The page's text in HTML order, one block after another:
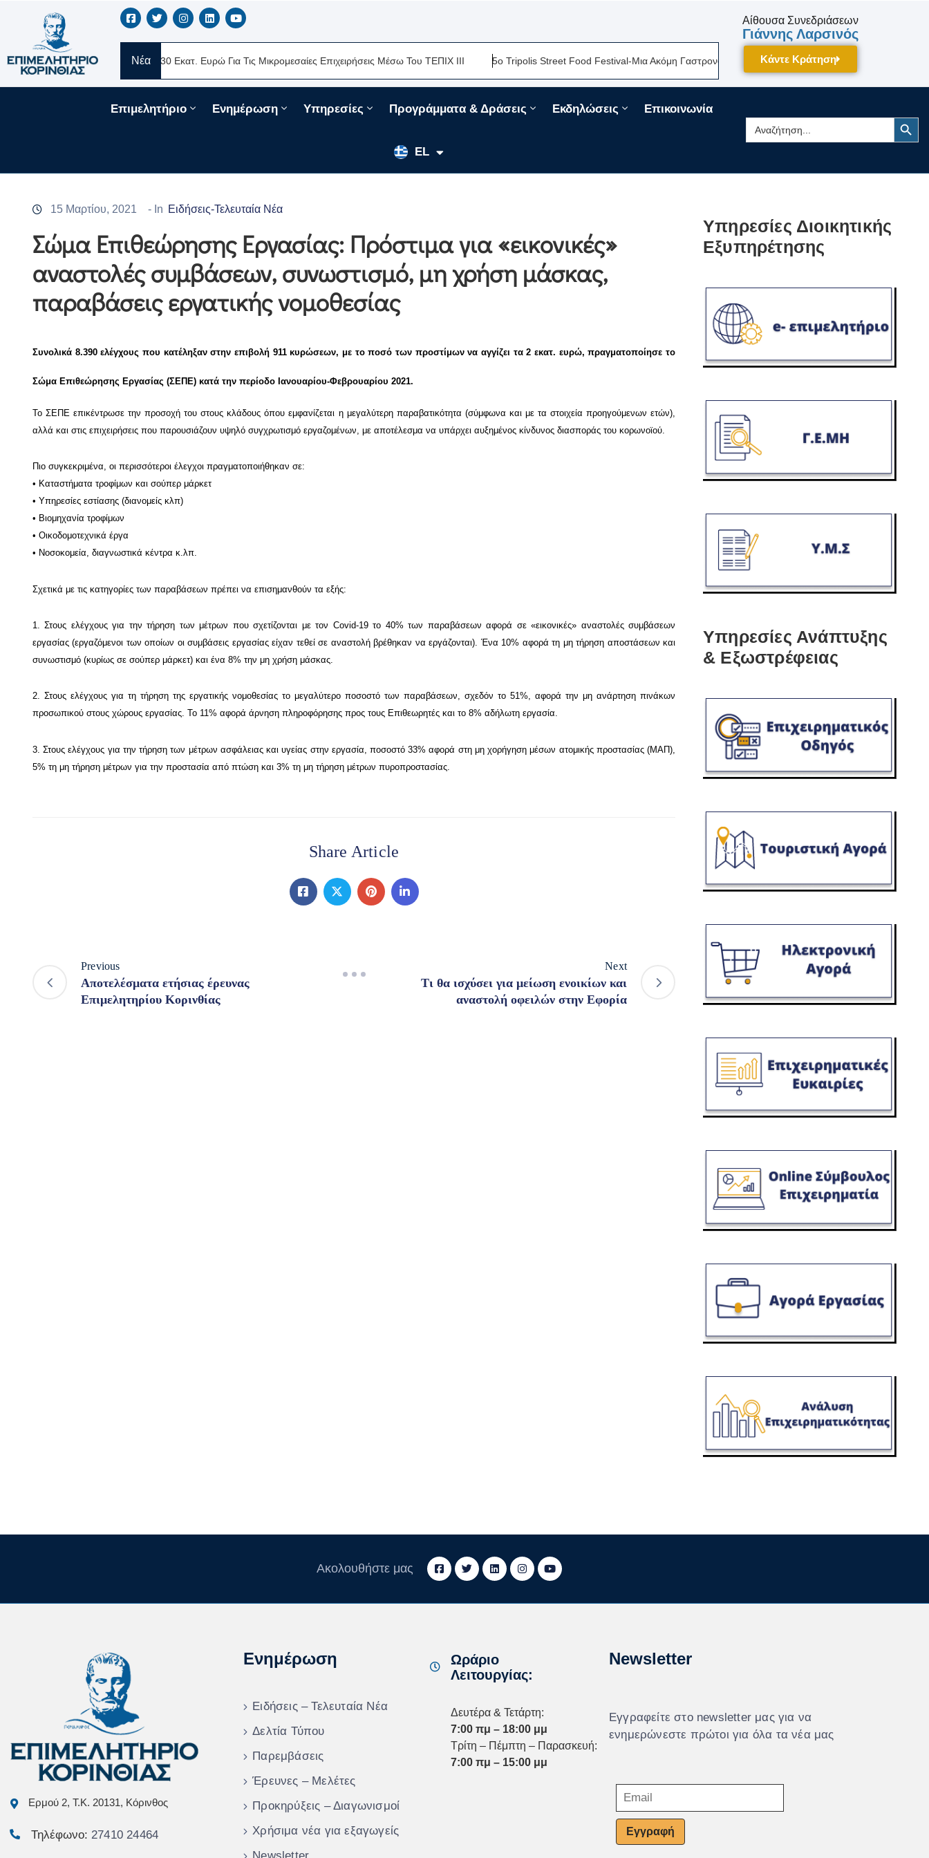
Νέα
Ελλάς Νέα Δάνεια 330 Εκατ. Ευρώ Για Τις Μικρομεσαίες Επιχειρήσεις Μέσω Του ΤΕΠΙΧ ΙΙΙ 5ο Tripolis Street Food Festival-Μια Ακόμη Γαστρονομική Γιορτή Της Πελοποννήσου Δίνει Ραντεβού Τον
Αίθουσα Συνεδριάσεων
Γιάννης Λαρσινός
Κάντε Κράτηση
Επιμελητήριο Ενημέρωση Υπηρεσίες Προγράμματα & Δράσεις Εκδηλώσεις Επικοινωνία
EL
EN
FR
Search
for:
Search Button
15 Μαρτίου, 2021 - In Ειδήσεις-Τελευταία Νέα
Σώμα Επιθεώρησης Εργασίας: Πρόστιμα για «εικονικές»
αναστολές συμβάσεων, συνωστισμό, μη χρήση μάσκας,
παραβάσεις εργατικής νομοθεσίας
Συνολικά 8.390 ελέγχους που κατέληξαν στην επιβολή 911 κυρώσεων, με το ποσό των προστίμων να αγγίζει τα 2 εκατ. ευρώ, πραγματοποίησε το
Σώμα Επιθεώρησης Εργασίας (ΣΕΠΕ) κατά την περίοδο Ιανουαρίου-Φεβρουαρίου 2021.
Το ΣΕΠΕ επικέντρωσε την προσοχή του στους κλάδους όπου εμφανίζεται η μεγαλύτερη παραβατικότητα (σύμφωνα και με τα στοιχεία προηγούμενων ετών),
αλλά και στις επιχειρήσεις που παρουσιάζουν υψηλό συγχρωτισμό εργαζομένων, με αποτέλεσμα να υπάρχει αυξημένος κίνδυνος διασποράς του κορωνοϊού.
Πιο συγκεκριμένα, οι περισσότεροι έλεγχοι πραγματοποιήθηκαν σε:
• Καταστήματα τροφίμων και σούπερ μάρκετ
• Υπηρεσίες εστίασης (διανομείς κλπ)
• Βιομηχανία τροφίμων
• Οικοδομοτεχνικά έργα
• Νοσοκομεία, διαγνωστικά κέντρα κ.λπ.
Σχετικά με τις κατηγορίες των παραβάσεων πρέπει να επισημανθούν τα εξής:
1. Στους ελέγχους για την τήρηση των μέτρων που σχετίζονται με τον Covid-19 το 40% των παραβάσεων αφορά σε «εικονικές» αναστολές συμβάσεων
εργασίας (εργαζόμενοι των οποίων οι συμβάσεις εργασίας είχαν τεθεί σε αναστολή βρέθηκαν να εργάζονται). Ένα 10% αφορά τη μη τήρηση αποστάσεων και
συνωστισμό (κυρίως σε σούπερ μάρκετ) και ένα 8% την μη χρήση μάσκας.
2. Στους ελέγχους για τη τήρηση της εργατικής νομοθεσίας το μεγαλύτερο ποσοστό των παραβάσεων, σχεδόν το 51%, αφορά την μη ανάρτηση πινάκων
προσωπικού στους χώρους εργασίας. Το 11% αφορά άρνηση πληροφόρησης προς τους Επιθεωρητές και το 8% αδήλωτη εργασία.
3. Στους ελέγχους για την τήρηση των μέτρων ασφάλειας και υγείας στην εργασία, ποσοστό 33% αφορά στη μη χορήγηση μέσων ατομικής προστασίας (ΜΑΠ),
5% τη μη τήρηση μέτρων για την προστασία από πτώση και 3% τη μη τήρηση μέτρων πυροπροστασίας.
Share Article
Previous
Αποτελέσματα ετήσιας έρευνας
Επιμελητηρίου Κορινθίας
Next
Τι θα ισχύσει για μείωση ενοικίων και
αναστολή οφειλών στην Εφορία
Υπηρεσίες Διοικητικής
Εξυπηρέτησης
Υπηρεσίες Ανάπτυξης
& Εξωστρέφειας
Ακολουθήστε μας
Ερμού 2, Τ.Κ. 20131, Κόρινθος
Τηλέφωνο: 27410 24464
Ενημέρωση
Ειδήσεις – Τελευταία Νέα
Δελτία Τύπου
Παρεμβάσεις
Έρευνες – Μελέτες
Προκηρύξεις – Διαγωνισμοί
Χρήσιμα νέα για εξαγωγείς
Ωράριο
Λειτουργίας:
Δευτέρα & Τετάρτη:
7:00 πμ – 18:00 μμ
Τρίτη – Πέμπτη – Παρασκευή:
7:00 πμ – 15:00 μμ
Newsletter
Εγγραφείτε στο newsletter μας για να
ενημερώνεστε πρώτοι για όλα τα νέα μας
Εγγραφή